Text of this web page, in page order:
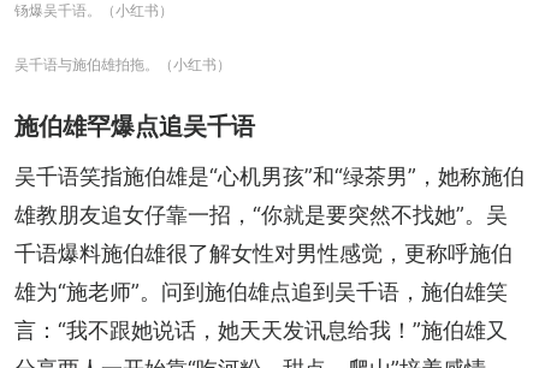
钖爆吴千语。（小红书）
吴千语与施伯雄拍拖。（小红书）
施伯雄罕爆点追吴千语
吴千语笑指施伯雄是“心机男孩”和“绿茶男”，她称施伯
雄教朋友追女仔靠一招，“你就是要突然不找她”。吴
千语爆料施伯雄很了解女性对男性感觉，更称呼施伯
雄为“施老师”。问到施伯雄点追到吴千语，施伯雄笑
言：“我不跟她说话，她天天发讯息给我！”施伯雄又